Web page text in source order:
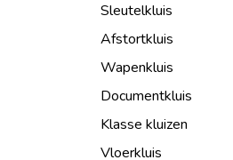
Sleutelkluis
Afstortkluis
Wapenkluis
Documentkluis
Klasse kluizen
Vloerkluis